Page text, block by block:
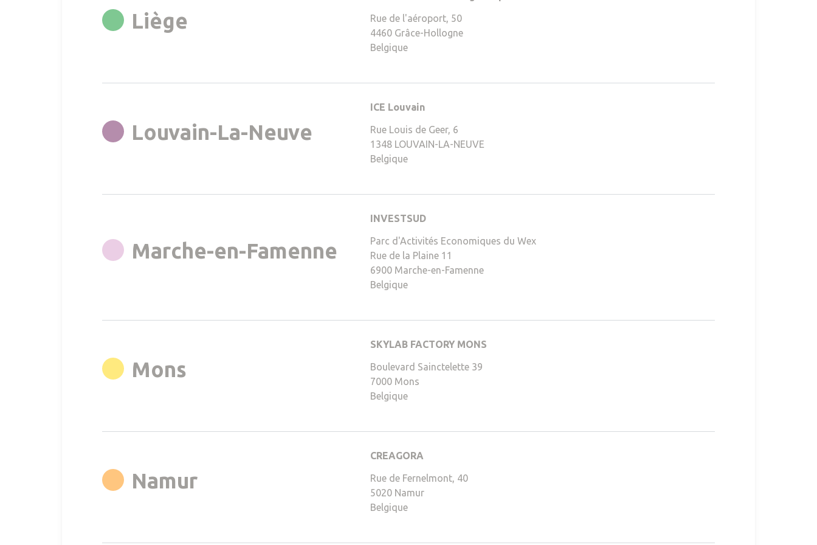
Liège
Rue de l'aéroport, 50
4460 Grâce-Hollogne
Belgique
Louvain-La-Neuve rgb(108,28,90)
ICE Louvain
Rue Louis de Geer, 6
1348 LOUVAIN-LA-NEUVE
Belgique
Marche-en-Famenne rgb(214,156,202)
INVESTSUD
Parc d'Activités Economiques du Wex
Rue de la Plaine 11
6900 Marche-en-Famenne
Belgique
Mons
SKYLAB FACTORY MONS
Boulevard Sainctelette 39
7000 Mons
Belgique
Namurrgb(255,141,0)
CREAGORA
Rue de Fernelmont, 40
5020 Namur
Belgique